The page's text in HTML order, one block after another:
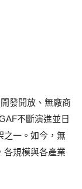
發開放、無廠商
不斷演進並日
之一。如今，無
各規模與各產業